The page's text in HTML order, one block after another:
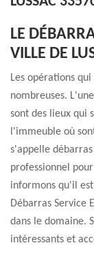
LE
VILLE DE
Les opérations
nombreuses.
sont des lieux qui
l'immeuble où
s'appelle
professionnel
informons qu'il
Débarras Service
dans le domaine.
intéressants et